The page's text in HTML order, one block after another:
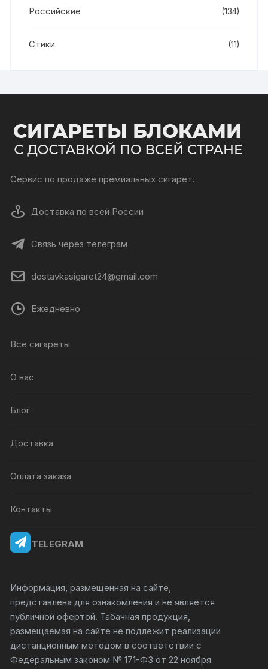
Российские (134)
Стики (11)
Сервис по продаже премиальных сигарет.
Доставка по всей России
Связь через телеграм
dostavkasigaret24@gmail.com
Ежедневно
Все сигареты
О нас
Блог
Доставка
Оплата заказа
Контакты
TELEGRAM
Информация, размещенная на сайте,
представлена для ознакомления и не является
публичной офертой. Табачная продукция,
размещаемая на сайте не подлежит реализации
дистанционным методом в соответствии с
Федеральным законом № 171-ФЗ от 22 ноября